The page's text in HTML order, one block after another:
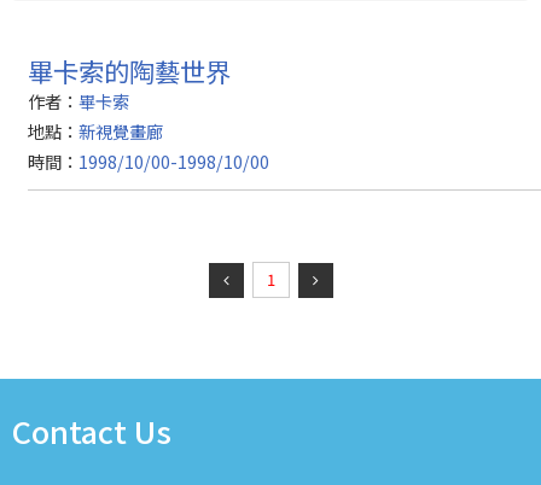
畢卡索的陶藝世界
作者： 畢卡索
地點： 新視覺畫廊
時間： 1998/10/00-1998/10/00
1
Contact Us